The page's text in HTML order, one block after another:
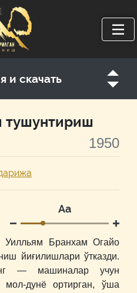
и скачать
тушунтириш
1950
Аа
Уилльям Бранхам Огайо
йиғилишлари ўтказди.
― машиналар учун
мол-дунё ортирган, ўша